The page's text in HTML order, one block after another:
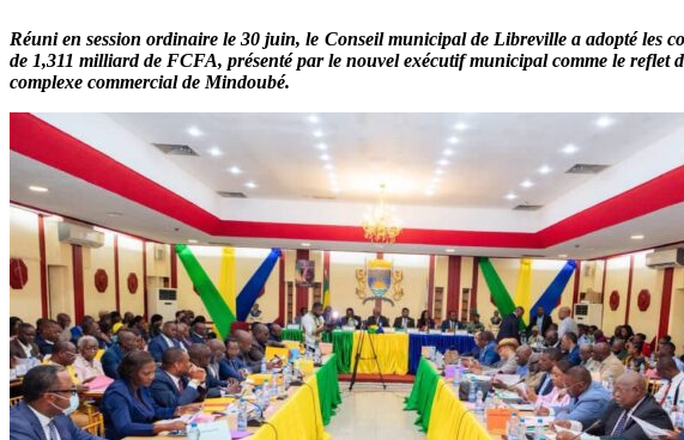
Réuni en session ordinaire le 30 juin, le Conseil municipal de Libreville a adopté les
de 1,311 milliard de FCFA, présenté par le nouvel exécutif municipal comme le
complexe commercial de Mindoubé.